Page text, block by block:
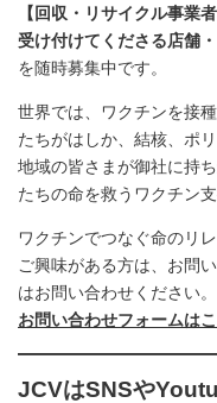
【回収・リサイクル事業
受け付けてくださる店舗・
を随時募集中です。
世界では、ワクチンを接
たちがはしか、結核、ポ
地域の皆さまが御社に持
たちの命を救うワクチン
ワクチンでつなぐ命のリ
ご興味がある方は、お問
はお問い合わせください。
お問い合わせフォームは
JCVはSNSや